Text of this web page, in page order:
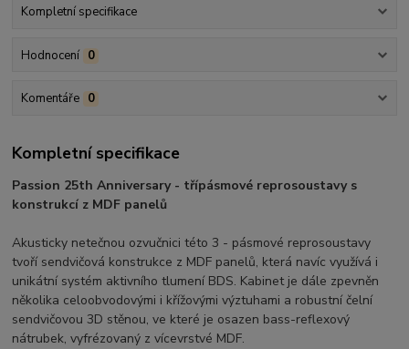
Kompletní specifikace
Hodnocení 0
Komentáře 0
Kompletní specifikace
Passion 25th Anniversary - třípásmové reprosoustavy s
konstrukcí z MDF panelů
Akusticky netečnou ozvučnici této 3 - pásmové reprosoustavy
tvoří sendvičová konstrukce z MDF panelů, která navíc využívá i
unikátní systém aktivního tlumení BDS. Kabinet je dále zpevněn
několika celoobvodovými i křížovými výztuhami a robustní čelní
sendvičovou 3D stěnou, ve které je osazen bass-reflexový
nátrubek, vyfrézovaný z vícevrstvé MDF.